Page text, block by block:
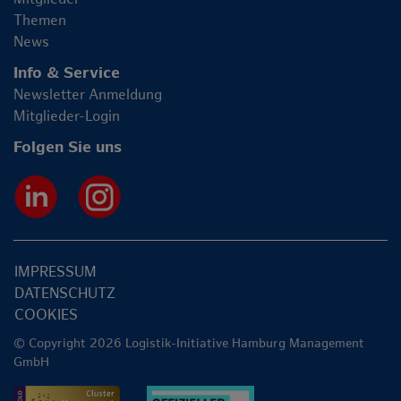
Themen
News
Info & Service
Newsletter Anmeldung
Mitglieder-Login
Folgen Sie uns
IMPRESSUM
DATENSCHUTZ
COOKIES
© Copyright 2026 Logistik-Initiative Hamburg Management
GmbH